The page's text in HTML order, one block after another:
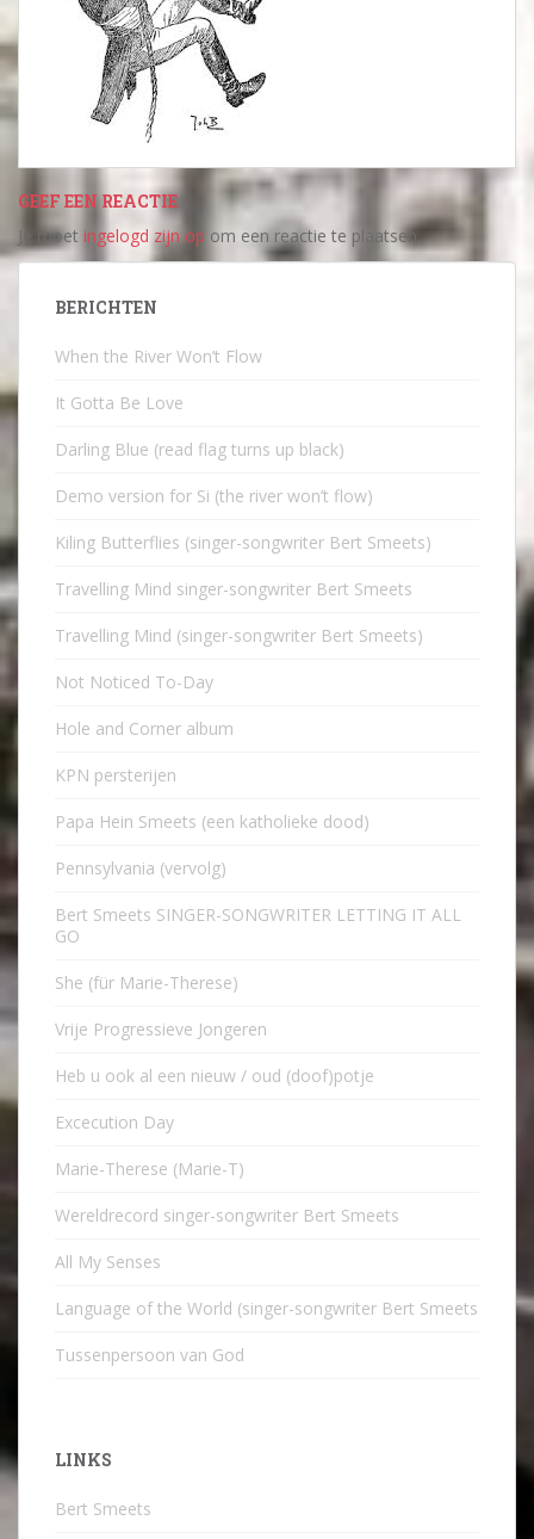
GEEF EEN REACTIE
Je moet ingelogd zijn op om een reactie te plaatsen.
BERICHTEN
When the River Won’t Flow
It Gotta Be Love
Darling Blue (read flag turns up black)
Demo version for Si (the river won’t flow)
Kiling Butterflies (singer-songwriter Bert Smeets)
Travelling Mind singer-songwriter Bert Smeets
Travelling Mind (singer-songwriter Bert Smeets)
Not Noticed To-Day
Hole and Corner album
KPN persterijen
Papa Hein Smeets (een katholieke dood)
Pennsylvania (vervolg)
Bert Smeets SINGER-SONGWRITER LETTING IT ALL
GO
She (für Marie-Therese)
Vrije Progressieve Jongeren
Heb u ook al een nieuw / oud (doof)potje
Excecution Day
Marie-Therese (Marie-T)
Wereldrecord singer-songwriter Bert Smeets
All My Senses
Language of the World (singer-songwriter Bert Smeets
Tussenpersoon van God
LINKS
Bert Smeets